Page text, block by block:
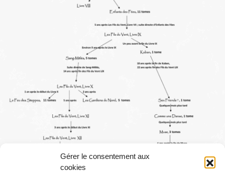
Gérer le consentement aux
cookies